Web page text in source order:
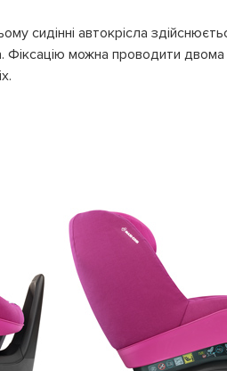
сидінні автокрісла
можна проводити